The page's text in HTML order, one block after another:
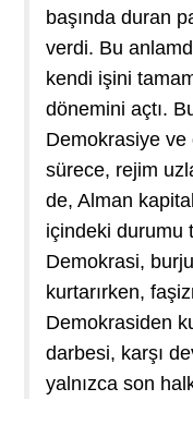
başında duran
verdi. Bu
kendi işini
dönemini açtı.
Demokrasiye ve
sürece, rejim
de, Alman
içindeki durumu
Demokrasi,
kurtarırken,
Demokrasiden
darbesi, karşı
yalnızca son